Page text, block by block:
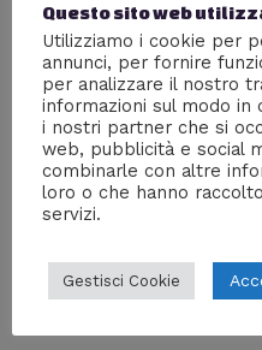
I cosplay al
[FOTO]
Lascia un commento /
Nerd World,Videogiochi/
Galleria fotografica dei
Cartoomics 2016.
Questo sito web
Utilizziamo i cookie per
annunci, per fornire
per analizzare il nostro
informazioni sul modo in
i nostri partner che si
web, pubblicità e social
combinarle con altre
loro o che hanno
servizi.
Gestisci Cookie